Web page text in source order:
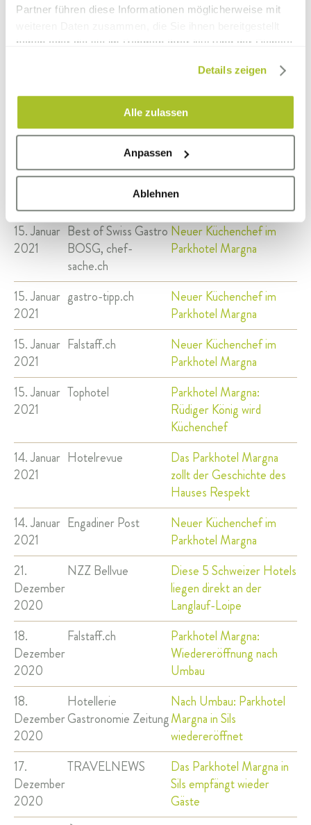
Partner führen diese Informationen möglicherweise mit
haben oder die sie im Rahmen Ihrer Nutzung der Dienste
Details zeigen
Alle zulassen
Anpassen
Ablehnen
28. Januar hotelrevue
Neuer Küchenchef im
2021
Zukunft – und Golfplatz
17. Januar Travelita.ch
5 schöne
Schneeschuhtrails &
Winterwanderwege im
Engadin (Extra-tipp:
Schöner schlafen in Sils)
15. Januar
2021
Best of Swiss Gastro
BOSG, chef-
sache.ch
Neuer Küchenchef im
Parkhotel Margna
15. Januar
2021
gastro-tipp.ch
Neuer Küchenchef im
Parkhotel Margna
15. Januar
2021
Falstaff.ch
Neuer Küchenchef im
Parkhotel Margna
15. Januar
2021
Tophotel
Parkhotel Margna:
Rüdiger König wird
Küchenchef
14. Januar
2021
Hotelrevue
Das Parkhotel Margna
zollt der Geschichte des
Hauses Respekt
14. Januar
2021
Engadiner Post
Neuer Küchenchef im
Parkhotel Margna
21.
Dezember
2020
NZZ Bellvue
Diese 5 Schweizer Hotels
liegen direkt an der
Langlauf-Loipe
18.
Dezember
2020
Falstaff.ch
Parkhotel Margna:
Wiedereröffnung nach
Umbau
18.
Dezember
2020
Hotellerie
Gastronomie Zeitung
Nach Umbau: Parkhotel
Margna in Sils
wiedereröffnet
17.
Dezember
2020
TRAVELNEWS
Das Parkhotel Margna in
Sils empfängt wieder
Gäste